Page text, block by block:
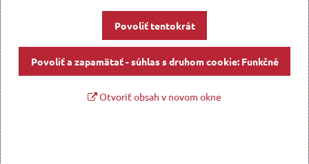
Povoliť tentokrát
Povoliť a zapamätať - súhlas s druhom cookie: Funkčné
Otvoriť obsah v novom okne